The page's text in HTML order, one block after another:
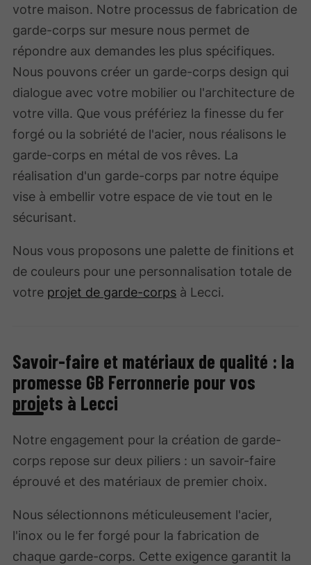
votre maison. Notre processus de fabrication de
garde-corps sur mesure nous permet de
répondre aux demandes les plus spécifiques.
Nous pouvons créer un garde-corps design qui
dialogue avec votre mobilier ou l'architecture de
votre villa. Que vous préfériez la finesse du fer
forgé ou la sobriété de l'acier, nous réalisons le
garde-corps en métal de vos rêves. La
réalisation d'un garde-corps par notre équipe
vise à embellir votre espace de vie tout en le
sécurisant.
Nous vous proposons une palette de finitions et
de couleurs pour une personnalisation totale de
votre projet de garde-corps à Lecci.
Savoir-faire et matériaux de qualité : la
promesse GB Ferronnerie pour vos
projets à Lecci
Notre engagement pour la création de garde-
corps repose sur deux piliers : un savoir-faire
éprouvé et des matériaux de premier choix.
Nous sélectionnons méticuleusement l'acier,
l'inox ou le fer forgé pour la fabrication de
chaque garde-corps. Cette exigence garantit la